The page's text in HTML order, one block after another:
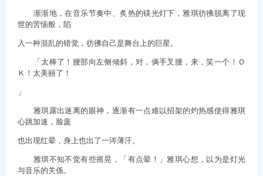
渐渐地，在音乐节奏中、炙热的镁光灯下，雅琪彷彿脱离了现
世的苦恼般，陷
入一种混乱的错觉，彷彿自己是舞台上的巨星。
「太棒了！腰部向左侧倾斜，对，俩手叉腰，来，笑一个！Ｏ
Ｋ！太美丽了！
」
雅琪露出迷离的眼神，逐渐有一点难以招架的灼热感使得雅琪
心跳加速，脸庞
也出现红晕，身上也出了一涔薄汗。
雅琪不知不觉有些摇晃，「有点晕！」雅琪心想，以为是灯光
与音乐的关係。